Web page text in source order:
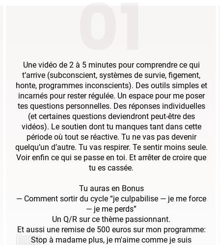
Une vidéo de 2 à 5 minutes pour comprendre ce qui
t’arrive (subconscient, systèmes de survie, figement,
honte, programmes inconscients). Des outils simples et
incarnés pour rester régulée. Un espace pour me poser
tes questions personnelles. Des réponses individuelles
(et certaines questions deviendront peut-être des
vidéos). Le soutien dont tu manques tant dans cette
période où tout se réactive. Tu ne vas pas devenir
quelqu’un d’autre. Tu vas respirer. Te sentir moins seule.
Voir enfin ce qui se passe en toi. Et arrêter de croire que
tu es cassée.
Tu auras en Bonus
— Comment sortir du cycle “je culpabilise — je me force
— je me perds”
Un Q/R sur ce thème passionnant.
Et aussi une remise de 500 euros sur mon programme:
Stop à madame plus, je m'aime comme je suis